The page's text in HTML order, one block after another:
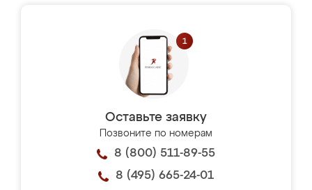
Оставьте заявку
Позвоните по номерам
8 (800) 511-89-55
8 (495) 665-24-01